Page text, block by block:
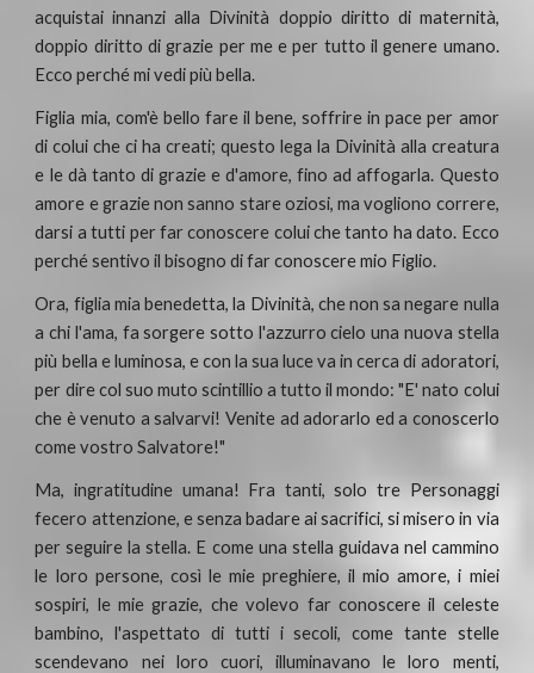
acquistai innanzi alla Divinità doppio diritto di maternità,
doppio diritto di grazie per me e per tutto il genere umano.
Ecco perché mi vedi più bella.
Figlia mia, com'è bello fare il bene, soffrire in pace per amor
di colui che ci ha creati; questo lega la Divinità alla creatura
e le dà tanto di grazie e d'amore, fino ad affogarla. Questo
amore e grazie non sanno stare oziosi, ma vogliono correre,
darsi a tutti per far conoscere colui che tanto ha dato. Ecco
perché sentivo il bisogno di far conoscere mio Figlio.
Ora, figlia mia benedetta, la Divinità, che non sa negare nulla
a chi l'ama, fa sorgere sotto l'azzurro cielo una nuova stella
più bella e luminosa, e con la sua luce va in cerca di adoratori,
per dire col suo muto scintillio a tutto il mondo: "E' nato colui
che è venuto a salvarvi! Venite ad adorarlo ed a conoscerlo
come vostro Salvatore!"
Ma, ingratitudine umana! Fra tanti, solo tre Personaggi
fecero attenzione, e senza badare ai sacrifici, si misero in via
per seguire la stella. E come una stella guidava nel cammino
le loro persone, così le mie preghiere, il mio amore, i miei
sospiri, le mie grazie, che volevo far conoscere il celeste
bambino, l'aspettato di tutti i secoli, come tante stelle
scendevano nei loro cuori, illuminavano le loro menti,